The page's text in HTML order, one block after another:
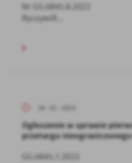
Nr
Ryczywół...
24 - 01 - 2023
Ogłoszenie w sprawie
przetargu nieograniczonego